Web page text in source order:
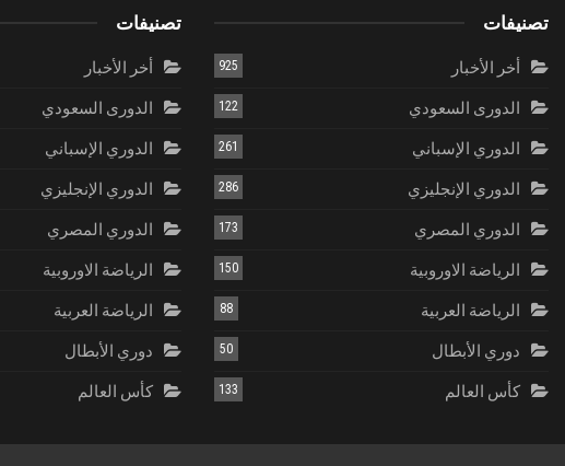
تصنيفات
أخر الأخبار 925
الدورى السعودي 122
الدوري الإسباني 261
الدوري الإنجليزي 286
الدوري المصري 173
الرياضة الاوروبية 150
الرياضة العربية 88
دوري الأبطال 50
كأس العالم 133
تصنيفات
أخر الأخبار
الدورى السعودي
الدوري الإسباني
الدوري الإنجليزي
الدوري المصري
الرياضة الاوروبية
الرياضة العربية
دوري الأبطال
كأس العالم